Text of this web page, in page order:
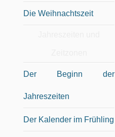
Die Weihnachtszeit
Der Beginn der
Jahreszeiten
Der Kalender im Frühling